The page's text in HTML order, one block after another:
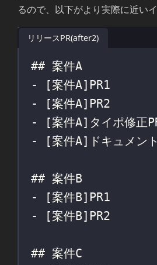
るので、以下がより実際に近い
リリースPR(after2)
## 案件A
- [案件A]PR1
- [案件A]PR2
- [案件A]タイポ修正
- [案件A]ドキュメン
## 案件B
- [案件B]PR1
- [案件B]PR2
## 案件C